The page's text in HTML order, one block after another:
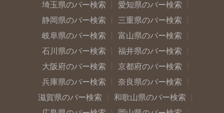
埼玉県のバー検索
愛知県のバー検索
静岡県のバー検索
三重県のバー検索
岐阜県のバー検索
富山県のバー検索
石川県のバー検索
福井県のバー検索
大阪府のバー検索
京都府のバー検索
兵庫県のバー検索
奈良県のバー検索
滋賀県のバー検索
和歌山県のバー検索